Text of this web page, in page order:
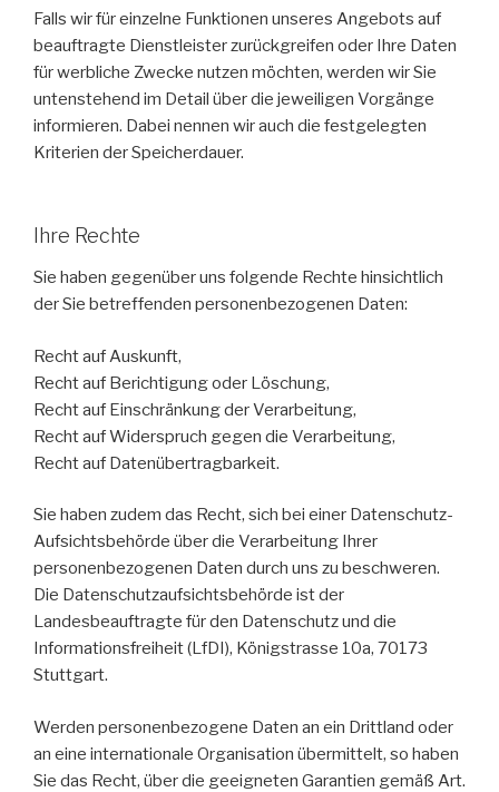
Falls wir für einzelne Funktionen unseres Angebots auf
beauftragte Dienstleister zurückgreifen oder Ihre Daten
für werbliche Zwecke nutzen möchten, werden wir Sie
untenstehend im Detail über die jeweiligen Vorgänge
informieren. Dabei nennen wir auch die festgelegten
Kriterien der Speicherdauer.
Ihre Rechte
Sie haben gegenüber uns folgende Rechte hinsichtlich
der Sie betreffenden personenbezogenen Daten:
Recht auf Auskunft,
Recht auf Berichtigung oder Löschung,
Recht auf Einschränkung der Verarbeitung,
Recht auf Widerspruch gegen die Verarbeitung,
Recht auf Datenübertragbarkeit.
Sie haben zudem das Recht, sich bei einer Datenschutz-
Aufsichtsbehörde über die Verarbeitung Ihrer
personenbezogenen Daten durch uns zu beschweren.
Die Datenschutzaufsichtsbehörde ist der
Landesbeauftragte für den Datenschutz und die
Informationsfreiheit (LfDI), Königstrasse 10a, 70173
Stuttgart.
Werden personenbezogene Daten an ein Drittland oder
an eine internationale Organisation übermittelt, so haben
Sie das Recht, über die geeigneten Garantien gemäß Art.